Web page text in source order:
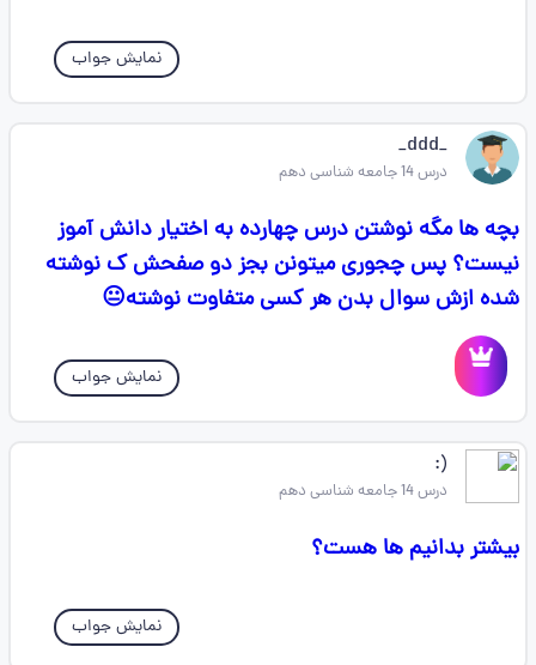
نمایش جواب
_ddd_
درس 14 جامعه شناسی دهم
بچه ها مگه نوشتن درس چهارده به اختیار دانش آموز
نیست؟ پس چجوری میتونن بجز دو صفحش ک نوشته
شده ازش سوال بدن هر کسی متفاوت نوشته😐
نمایش جواب
(: ‌‌‌‌‌
درس 14 جامعه شناسی دهم
بیشتر بدانیم ها هست؟
نمایش جواب